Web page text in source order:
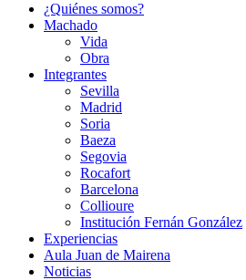
¿Quiénes somos?
Machado
Vida
Obra
Integrantes
Sevilla
Madrid
Soria
Baeza
Segovia
Rocafort
Barcelona
Collioure
Institución Fernán González
Experiencias
Aula Juan de Mairena
Noticias